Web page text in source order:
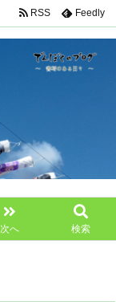
次へ 検索
RSS Feedly